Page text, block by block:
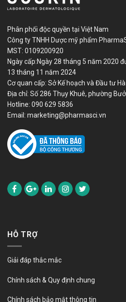
Phân phối độc quyền tại Việt Nam
Công ty TNHH Dược mỹ phẩm
MST: 0109200920
Ngày cấp:Ngày 28 tháng 5 năm 2020
13 tháng 11 năm 2024
Cơ quan cấp: Sở Kế hoạch và Đầu tư Hà
Địa chỉ: Số 286 Thụy Khuê, phường
Hotline: 090 629 5836
Email: marketing@pharmasci.vn
HỖ TRỢ
Giải đáp thắc mắc
Chính sách & Quy định chung
Chính sách bảo mật thông tin